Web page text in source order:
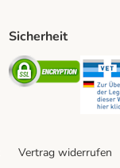
Sicherheit
Security
Vertrag widerrufen